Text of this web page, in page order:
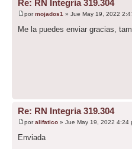
Re: RN Integria 319.304
pormojados1 » Jue May 19, 2022
Me la puedes enviar gracias,
Re: RN Integria 319.304
poralifatico » Jue May 19, 2022 4:24
Enviada